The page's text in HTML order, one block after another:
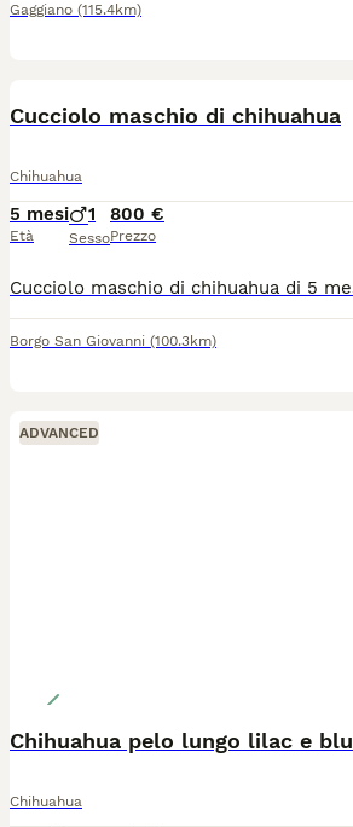
Gaggiano (115.4km)
Cucciolo maschio di chihuahua
Chihuahua
5 mesi
Età
1
Sesso
800 €
Prezzo
Borgo San Giovanni (100.3km)
ADVANCED
Chihuahua pelo lungo lilac e blu
Chihuahua